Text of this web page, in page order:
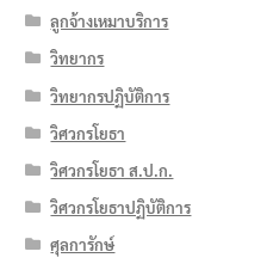
ลูกจ้างเหมาบริการ
วิทยากร
วิทยากรปฏิบัติการ
วิศวกรโยธา
วิศวกรโยธา ส.ป.ก.
วิศวกรโยธาปฏิบัติการ
ศุลการักษ์